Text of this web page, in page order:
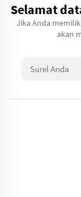
Selamat
Jika Anda
akan